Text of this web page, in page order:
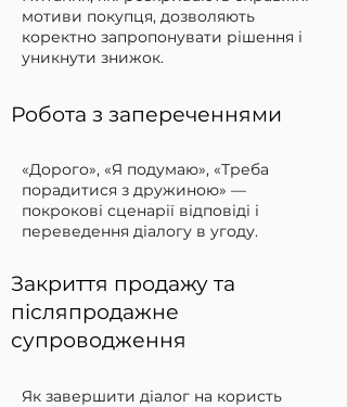
мотиви покупця, дозволяють
коректно запропонувати рішення і
уникнути знижок.​
Робота з запереченнями
«Дорого», «Я подумаю», «Треба
порадитися з дружиною» —
покрокові сценарії відповіді і
переведення діалогу в угоду.​
Закриття продажу та
післяпродажне
супроводження
Як завершити діалог на користь